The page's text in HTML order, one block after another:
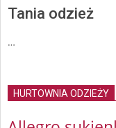
Tania odzież
…
HURTOWNIA ODZIEŻY